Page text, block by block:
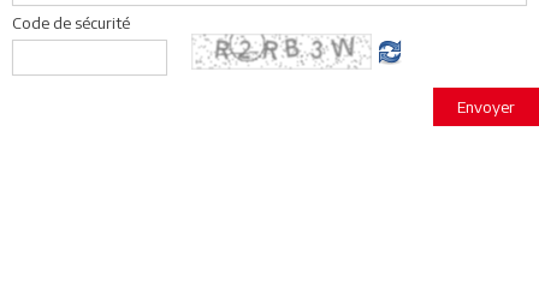
Code de sécurité
Envoyer